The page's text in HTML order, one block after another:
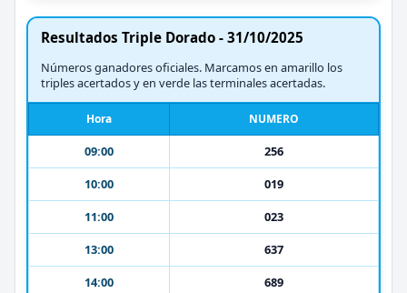
Resultados Triple Dorado - 31/10/2025
Números ganadores oficiales. Marcamos en amarillo los
triples acertados y en verde las terminales acertadas.
Hora NUMERO
09:00
256
10:00
019
11:00
023
13:00
637
14:00
689